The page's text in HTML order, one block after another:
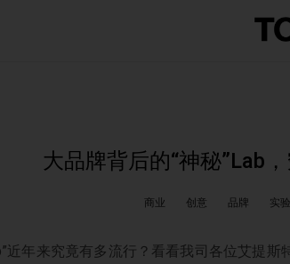
大品牌背后的“神秘”Lab
商业 创意 品牌 实
近年来究竟有多流行？看看我司各位艾提